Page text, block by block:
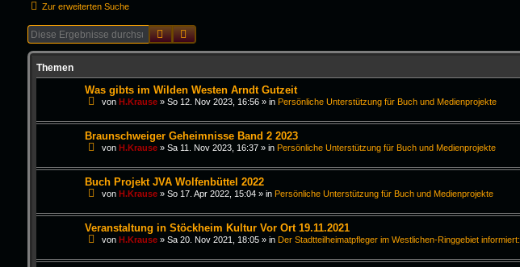
Zur erweiterten Suche
SucheErweiterte Suche
Themen
Was gibts im Wilden Westen Arndt Gutzeit
von H.Krause» So 12. Nov 2023, 16:56» in Persönliche Unterstützung für Buch und Medienprojekte
Braunschweiger Geheimnisse Band 2 2023
von H.Krause» Sa 11. Nov 2023, 16:37» in Persönliche Unterstützung für Buch und Medienprojekte
Buch Projekt JVA Wolfenbüttel 2022
von H.Krause» So 17. Apr 2022, 15:04» in Persönliche Unterstützung für Buch und Medienprojekte
Veranstaltung in Stöckheim Kultur Vor Ort 19.11.2021
von H.Krause» Sa 20. Nov 2021, 18:05» in Der Stadtteilheimatpfleger im Westlichen-Ringgebiet informiert: